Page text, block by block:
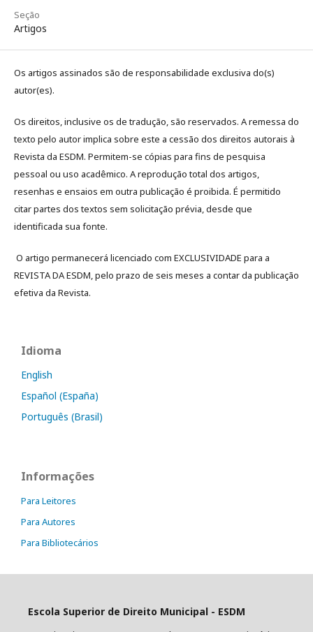
Seção
Artigos
Os artigos assinados são de responsabilidade exclusiva do(s)
autor(es).
Os direitos, inclusive os de tradução, são reservados. A remessa do
texto pelo autor implica sobre este a cessão dos direitos autorais à
Revista da ESDM. Permitem-se cópias para fins de pesquisa
pessoal ou uso acadêmico. A reprodução total dos artigos,
resenhas e ensaios em outra publicação é proibida. É permitido
citar partes dos textos sem solicitação prévia, desde que
identificada sua fonte.
O artigo permanecerá licenciado com EXCLUSIVIDADE para a
REVISTA DA ESDM, pelo prazo de seis meses a contar da publicação
efetiva da Revista.
Idioma
English
Español (España)
Português (Brasil)
Informações
Para Leitores
Para Autores
Para Bibliotecários
Escola Superior de Direito Municipal - ESDM